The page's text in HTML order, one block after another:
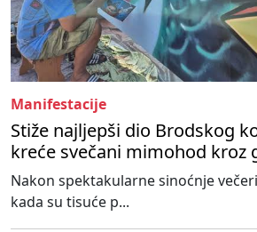
Manifestacije
Stiže najljepši dio Brodskog
kreće svečani mimohod kroz
Nakon spektakularne sinoćnje
kada su tisuće p...